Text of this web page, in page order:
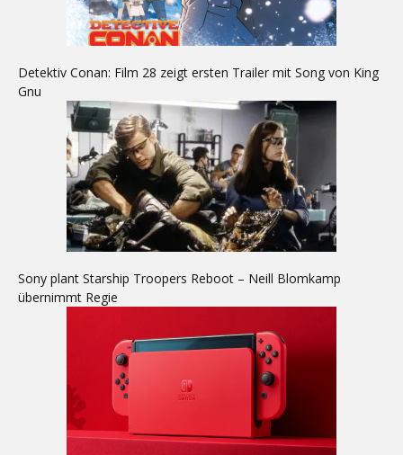
Detektiv Conan: Film 28 zeigt ersten Trailer mit Song von King
Gnu
Sony plant Starship Troopers Reboot – Neill Blomkamp
übernimmt Regie